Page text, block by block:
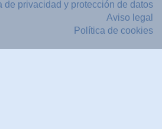
de privacidad y protección de datos
Aviso legal
Política de cookies